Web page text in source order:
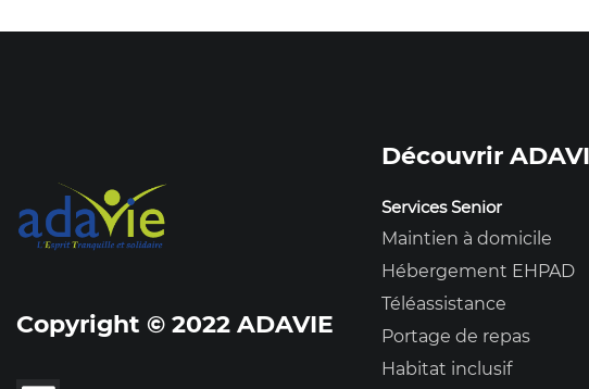
Copyright © 2022 ADAVIE
Découvrir
Services Senior
Maintien à domicile
Hébergement EHPAD
Téléassistance
Portage de repas
Habitat inclusif